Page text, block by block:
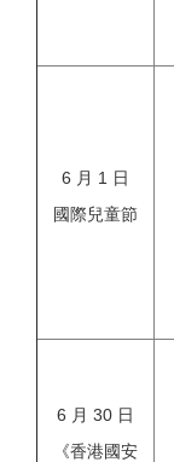
6 月 1 日
國際兒童節
6 月 30 日
《香港國安